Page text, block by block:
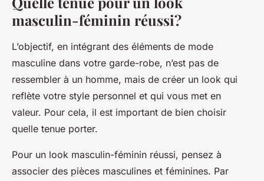
masculin-féminin réussi?
L’objectif, en intégrant des éléments de mode
masculine dans votre garde-robe, n’est pas de
ressembler à un homme, mais de créer un look qui
reflète votre style personnel et qui vous met en
valeur. Pour cela, il est important de bien choisir
quelle tenue porter.
Pour un look masculin-féminin réussi, pensez à
associer des pièces masculines et féminines. Par